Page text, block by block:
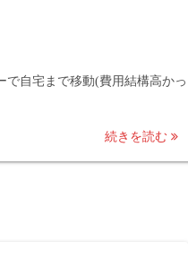
で自宅まで移動(費用結構高かっ
続きを読む